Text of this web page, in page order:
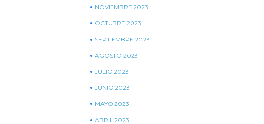
NOVIEMBRE 2023
OCTUBRE 2023
SEPTIEMBRE 2023
AGOSTO 2023
JULIO 2023
JUNIO 2023
MAYO 2023
ABRIL 2023